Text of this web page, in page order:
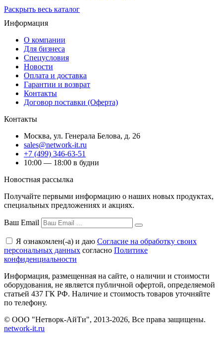
Раскрыть весь каталог
Информация
О компании
Для бизнеса
Спецусловия
Новости
Оплата и доставка
Гарантии и возврат
Контакты
Договор поставки (Оферта)
Контакты
Москва, ул. Генерала Белова, д. 26
sales@network-it.ru
+7 (499) 346-63-51
10:00 — 18:00 в будни
Новостная рассылка
Получайте первыми информацию о наших новых продуктах,
специальных предложениях и акциях.
Ваш Email
Я ознакомлен(-а) и даю Согласие на обработку своих
персональных данных согласно Политике
конфиденциальности
Информация, размещенная на сайте, о наличии и стоимости
оборудования, не является публичной офертой, определяемой
статьей 437 ГК РФ. Наличие и стоимость товаров уточняйте
по телефону.
© ООО "Нетворк-АйТи", 2013-2026, Все права защищены.
network-it.ru